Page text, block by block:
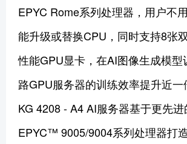
EPYC Rome系列处理器，用户不
能升级或替换CPU，同时支持8张
性能GPU显卡，在AI图像生成模型
路GPU服务器的训练效率提升近
KG 4208 - A4 AI服务器基于更先
EPYC™ 9005/9004系列处理器打